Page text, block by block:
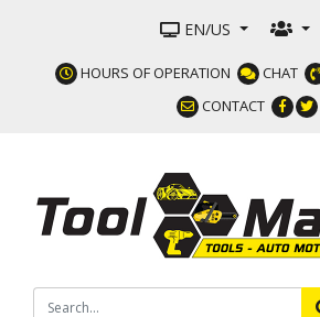
EN/US
HOURS OF OPERATION CHAT
CONTACT